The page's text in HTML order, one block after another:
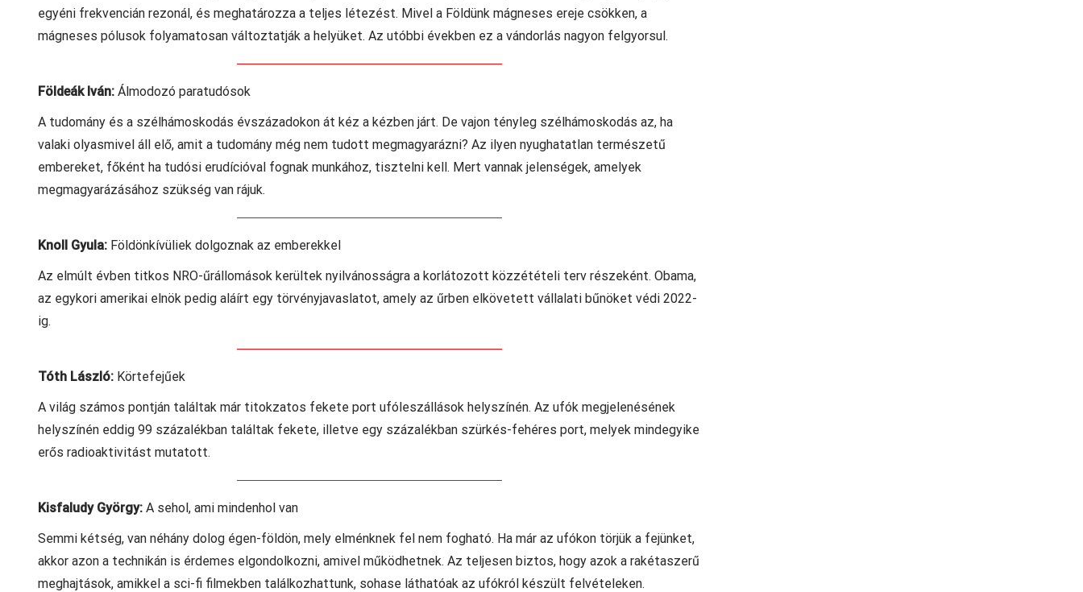
egyéni frekvencián rezonál, és meghatározza a teljes létezést. Mivel a Földünk mágneses ereje csökken, a
mágneses pólusok folyamatosan változtatják a helyüket. Az utóbbi években ez a vándorlás nagyon felgyorsul.
Földeák Iván: Álmodozó paratudósok
A tudomány és a szélhámoskodás évszázadokon át kéz a kézben járt. De vajon tényleg szélhámoskodás az, ha
valaki olyasmivel áll elő, amit a tudomány még nem tudott megmagyarázni? Az ilyen nyughatatlan természetű
embereket, főként ha tudósi erudícióval fognak munkához, tisztelni kell. Mert vannak jelenségek, amelyek
megmagyarázásához szükség van rájuk.
Knoll Gyula: Földönkívüliek dolgoznak az emberekkel
Az elmúlt évben titkos NRO-űrállomások kerültek nyilvánosságra a korlátozott közzétételi terv részeként. Obama,
az egykori amerikai elnök pedig aláírt egy törvényjavaslatot, amely az űrben elkövetett vállalati bűnöket védi 2022-
ig.
Tóth László: Körtefejűek
A világ számos pontján találtak már titokzatos fekete port ufóleszállások helyszínén. Az ufók megjelenésének
helyszínén eddig 99 százalékban találtak fekete, illetve egy százalékban szürkés-fehéres port, melyek mindegyike
erős radioaktivitást mutatott.
Kisfaludy György: A sehol, ami mindenhol van
Semmi kétség, van néhány dolog égen-földön, mely elménknek fel nem fogható. Ha már az ufókon törjük a fejünket,
akkor azon a technikán is érdemes elgondolkozni, amivel működhetnek. Az teljesen biztos, hogy azok a rakétaszerű
meghajtások, amikkel a sci-fi filmekben találkozhattunk, sohase láthatóak az ufókról készült felvételeken.